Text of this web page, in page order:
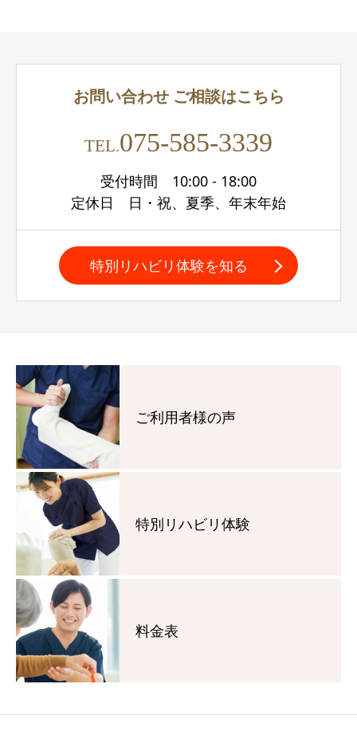
お問い合わせご相談はこちら
TEL.075-585-3339
受付時間 10:00 - 18:00
定休日 日・祝、夏季、年末年始
特別リハビリ体験を知る
ご利用者様の声
特別リハビリ体験
料金表